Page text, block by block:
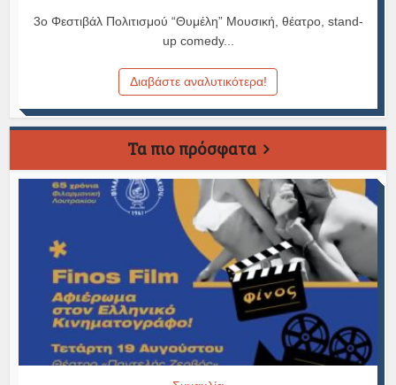
3ο Φεστιβάλ Πολιτισμού “Θυμέλη” Μουσική, θέατρο, stand-
up comedy...
Διαβάστε αναλυτικότερα!
Τα πιο πρόσφατα